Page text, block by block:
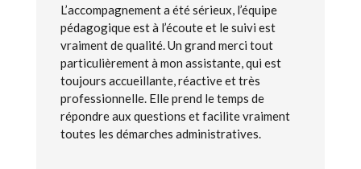
L’accompagnement a été sérieux, l’équipe
pédagogique est à l’écoute et le suivi est
vraiment de qualité. Un grand merci tout
particulièrement à mon assistante, qui est
toujours accueillante, réactive et très
professionnelle. Elle prend le temps de
répondre aux questions et facilite vraiment
toutes les démarches administratives.